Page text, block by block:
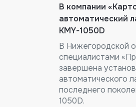
В компании
автоматический
KMY-1050D
В Нижегородской
специалистами
завершена
автоматического
последнего
1050D.